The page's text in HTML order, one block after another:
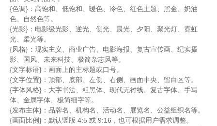
{色调}：高饱和、低饱和、暖色、冷色、红色主题、黑金、奶油
色、自然色等。
{光影}：电影级光影、逆光、侧光、晨光、夕阳、聚光灯、霓虹
光、柔光等。
{风格}：现实主义、商业广告、电影海报、复古宣传画、纪实摄
影、国风、未来科技、极简杂志风等。
{文字标语}：画面上的主标题或口号。
{文字位置}：顶部、底部、左侧、右侧、画面中央、留白区等。
{字体风格}：大字书法、粗黑体、现代无衬线、复古字体、手写
体、金属字体、极简细字等。
{发布主体}：品牌名、机构名、活动名、展览名、公益组织名等。
{画面比例}：默认竖版 4:5 或 9:16，也可根据用户需求调整。